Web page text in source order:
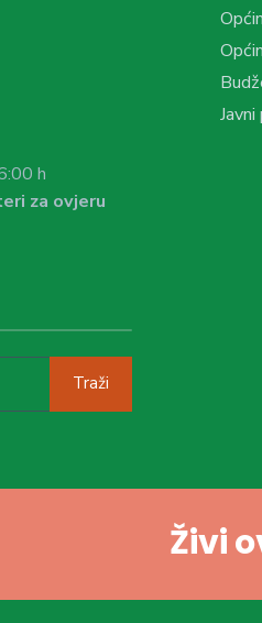
h
za ovjeru
Traži
Živi